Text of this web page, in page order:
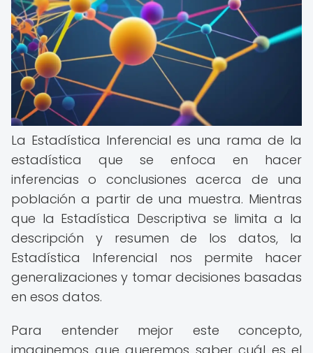
La Estadística Inferencial es una rama de la
estadística que se enfoca en hacer
inferencias o conclusiones acerca de una
población a partir de una muestra. Mientras
que la Estadística Descriptiva se limita a la
descripción y resumen de los datos, la
Estadística Inferencial nos permite hacer
generalizaciones y tomar decisiones basadas
en esos datos.
Para entender mejor este concepto,